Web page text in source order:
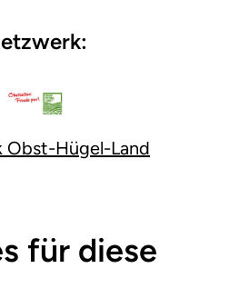
Obst-Hügel-Land
für diese